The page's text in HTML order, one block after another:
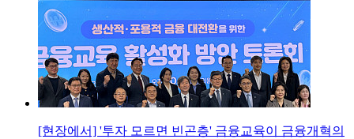
[현장에서] '투자 모르면 빈곤층' 금융교육이 금융개혁의